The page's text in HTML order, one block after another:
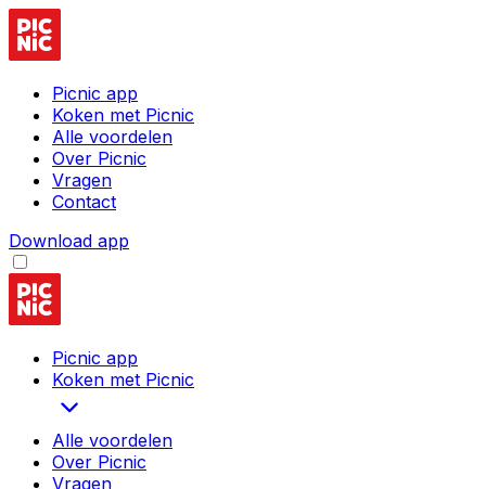
Picnic app
Koken met Picnic
Alle voordelen
Over Picnic
Vragen
Contact
Download app
Picnic app
Koken met Picnic
Alle voordelen
Over Picnic
Vragen